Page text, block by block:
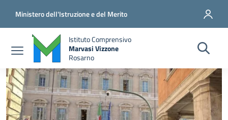
Ministero dell'Istruzione e del Merito
Istituto Comprensivo
Marvasi Vizzone
Rosarno